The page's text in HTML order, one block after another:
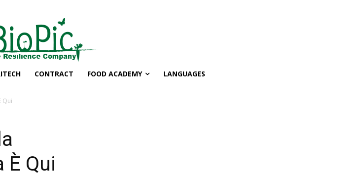
CONTRACT FOOD ACADEMY LANGUAGES
Qui
Qui